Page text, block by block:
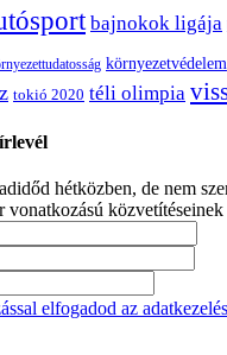
bajnokok ligája
környezetvédelem
tokió 2020 téli olimpia
hétközben, de nem
vonatkozású
elfogadod az